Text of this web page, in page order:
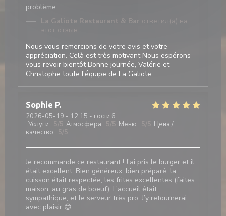
problème.
La Galiote Restaurant & Bar ответил(а) на
этот отзыв
Nous vous remercions de votre avis et votre
appréciation. Celà est très motivant Nous espérons
vous revoir bientôt Bonne journée, Valérie et
Christophe toute l'équipe de La Galiote
Sophie P
2026-05-19 - 12:15 - гости 6
Услуги : 5/5 Атмосфера : 5/5 Меню : 5/5 Цена /
качество : 5/5
Je recommande ce restaurant ! J’ai pris le burger et il
était excellent. Bien généreux, bien préparé, la
cuisson était respectée, les frites excellentes (faites
maison, au gras de boeuf). L’accueil était
sympathique, et le serveur très pro. J’y retournerai
avec plaisir 😊